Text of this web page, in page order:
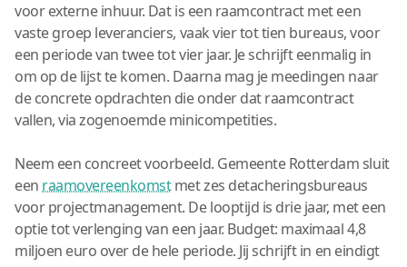
voor externe inhuur. Dat is een raamcontract met een
vaste groep leveranciers, vaak vier tot tien bureaus, voor
een periode van twee tot vier jaar. Je schrijft eenmalig in
om op de lijst te komen. Daarna mag je meedingen naar
de concrete opdrachten die onder dat raamcontract
vallen, via zogenoemde minicompetities.
Neem een concreet voorbeeld. Gemeente Rotterdam sluit
een raamovereenkomstmet zes detacheringsbureaus
voor projectmanagement. De looptijd is drie jaar, met een
optie tot verlenging van een jaar. Budget: maximaal 4,8
miljoen euro over de hele periode. Jij schrijft in en eindigt